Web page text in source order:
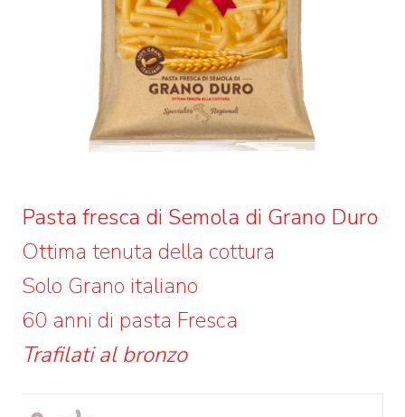
Pasta fresca di Semola di Grano Duro
Ottima tenuta della cottura
Solo Grano italiano
60 anni di pasta Fresca
Trafilati al bronzo